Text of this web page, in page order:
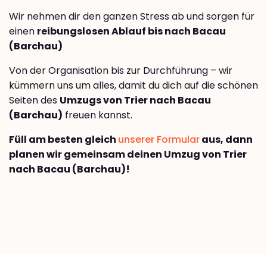
Wir nehmen dir den ganzen Stress ab und sorgen für
einen reibungslosen Ablauf bis nach Bacau
(Barchau)
Von der Organisation bis zur Durchführung – wir
kümmern uns um alles, damit du dich auf die schönen
Seiten des Umzugs von Trier nach Bacau
(Barchau) freuen kannst.
Füll am besten gleich unserer Formularaus, dann
planen wir gemeinsam deinen Umzug von Trier
nach Bacau (Barchau)!